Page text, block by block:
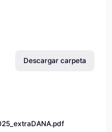
Descargar carpeta